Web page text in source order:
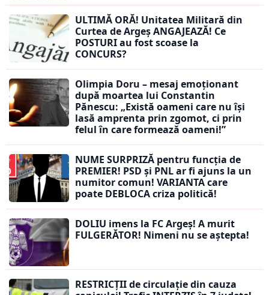
ULTIMĂ ORĂ! Unitatea Militară din
Curtea de Argeș ANGAJEAZĂ! Ce
POSTURI au fost scoase la
CONCURS?
Olimpia Doru – mesaj emoționant
după moartea lui Constantin
Pănescu: „Există oameni care nu își
lasă amprenta prin zgomot, ci prin
felul în care formează oameni!”
NUME SURPRIZĂ pentru funcția de
PREMIER! PSD și PNL ar fi ajuns la un
numitor comun! VARIANTA care
poate DEBLOCA criza politică!
DOLIU imens la FC Argeș! A murit
FULGERĂTOR! Nimeni nu se aștepta!
RESTRICȚII de circulație din cauza